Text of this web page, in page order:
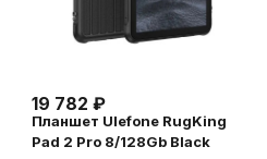
19 782 ₽
Планшет Ulefone RugKing
Pad 2 Pro 8/128Gb Black